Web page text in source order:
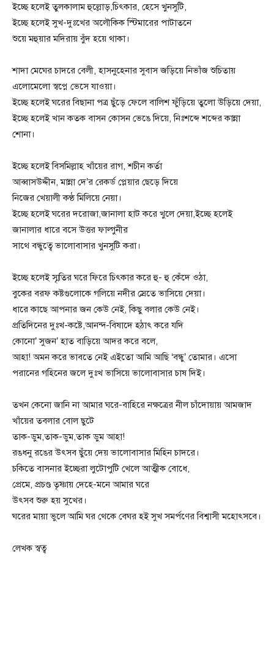
ইচ্ছে হলেই তুলকালাম হুল্লোড়,চিৎকার, হেসে খুনসুটি,
ইচ্ছে হলেই সুখ-দুঃখের অলৌকিক স্টিমারের পাটাতনে
শুয়ে মহুয়ার মদিরায় বুঁদ হয়ে থাকা।
শাদা মেঘের চাদরে বেলী, হাসনুহেনার সুবাস জড়িয়ে নিভাঁজ শুচিতায়
এলোমেলো স্বপ্নে ভেসে যাওয়া।
ইচ্ছে হলেই ঘরের বিছানা পত্র ছুঁড়ে ফেলে বালিশ ফুঁড়িয়ে তুলো উড়িয়ে দেয়া,
ইচ্ছে হলেই খান কতক বাসন কোসন ভেঙে দিয়ে, নিঃশব্দে শব্দের কান্না
শোনা।
ইচ্ছে হলেই বিসমিল্লাহ খাঁয়ের রাগ, শচীন কর্তা
আব্বাসউদ্দীন, মান্না দে’র রেকর্ড প্লেয়ার ছেড়ে দিয়ে
নিজের খেয়ালী কণ্ঠ মিলিয়ে নেয়া।
ইচ্ছে হলেই ঘরের দরোজা,জানালা হাট করে খুলে দেয়া,ইচ্ছে হলেই
জানালার ধারে বসে উত্তর ফাল্গুনীর
সাথে বন্ধুত্বে ভালোবাসার খুনসুটি করা।
ইচ্ছে হলেই স্মৃতির ঘরে ফিরে চিৎকার করে হু- হু কেঁদে ওঠা,
বুকের বরফ কষ্টগুলোকে গলিয়ে নদীর স্রেতে ভাসিয়ে দেয়া।
ধারে কাছে আপনার জন কেউ নেই, কিছু বলার কেউ নেই।
প্রতিদিনের দুঃখ-কষ্টে,আনন্দ-বিষাদে হঠাৎ করে যদি
কোনো’ সুজন’ হাত বাড়িয়ে আদর করে বলে,
আহা! অমন করে ভাবতে নেই এইতো আমি আছি ‘বন্ধু’ তোমার। এসো
পরানের গহিনের জলে দুঃখ ভাসিয়ে ভালোবাসার চাষ দিই।
তখন কেনো জানি না আমার ঘরে-বাহিরে নক্ষত্রের নীল চাঁদোয়ায় আমজাদ
খাঁয়ের তবলার বোল ছুটে
তাক-ডুম,তাক-ডুম,তাক ডুম আহা!
রঙধনু রঙের উৎসব ছুঁয়ে দেয় ভালোবাসার মিহিন চাদরে।
চকিতে বাসনার ইচ্ছেরা লুটোপুটি খেলে আত্মীক বোধে,
প্রেমে, প্রচণ্ড তৃষ্ণায় দেহে-মনে আমার ঘরে
উৎসব শুরু হয় সুখের।
ঘরের মায়া ভুলে আমি ঘর থেকে বেঘর হই সুখ সমর্পণের বিশ্বাসী মহোৎসবে।
লেখক স্বত্ব